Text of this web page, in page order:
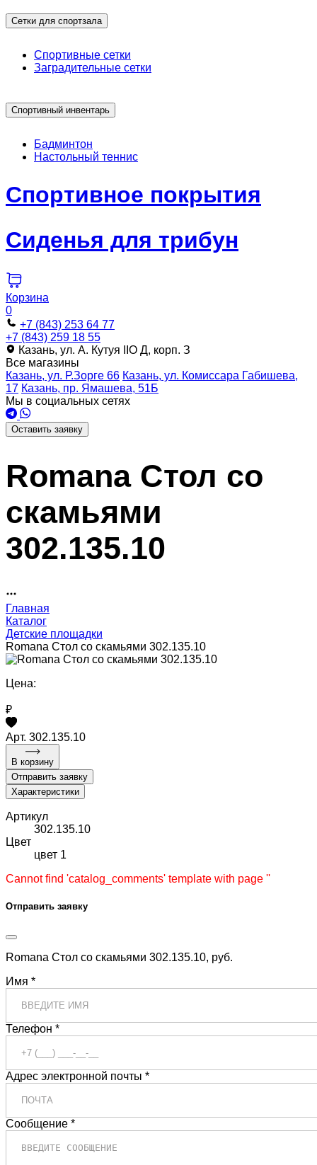
Сетки для спортзала
Спортивные сетки
Заградительные сетки
Спортивный инвентарь
Бадминтон
Настольный теннис
Спортивное покрытия
Сиденья для трибун
Корзина
0
+7 (843) 253 64 77
+7 (843) 259 18 55
Казань, ул. А. Кутуя IIO Д, корп. З
Все магазины
Казань, ул. Р.Зорге 66 Казань, ул. Комиссара Габишева,
17 Казань, пр. Ямашева, 51Б
Мы в социальных сетях
Оставить заявку
Romana Стол со
скамьями
302.135.10
Главная
Каталог
Детские площадки
Romana Стол со скамьями 302.135.10
Цена:
₽
Арт. 302.135.10
В корзину
Отправить заявку
Характеристики
Артикул
302.135.10
Цвет
цвет 1
Cannot find 'catalog_comments' template with page ''
Отправить заявку
Romana Стол со скамьями 302.135.10, руб.
Имя *
Телефон *
Адрес электронной почты *
Сообщение *